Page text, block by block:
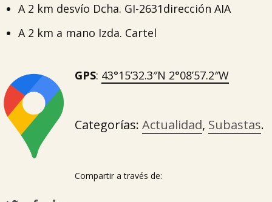
A 2 km desvío Dcha. GI-2631dirección AIA
A 2 km a mano Izda. Cartel
GPS: 43°15’32.3″N 2°08’57.2″W
Categorías: Actualidad, Subastas.
Compartir a través de: